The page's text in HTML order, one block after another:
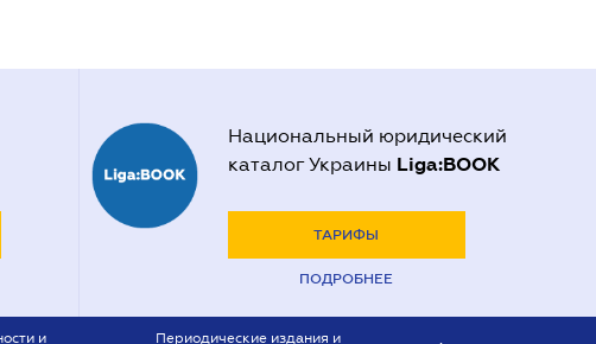
Национальный юридический
каталог Украины Liga:BOOK
ТАРИФЫ
ПОДРОБНЕЕ
и Периодические издания и